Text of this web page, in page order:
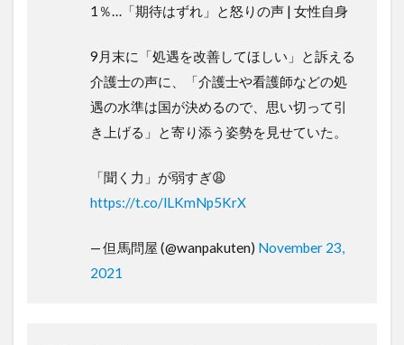
1％…「期待はずれ」と怒りの声 | 女性自身
9月末に「処遇を改善してほしい」と訴える
介護士の声に、「介護士や看護師などの処
遇の水準は国が決めるので、思い切って引
き上げる」と寄り添う姿勢を見せていた。
「聞く力」が弱すぎ😩
https://t.co/lLKmNp5KrX
— 但馬問屋 (@wanpakuten) November 23,
2021